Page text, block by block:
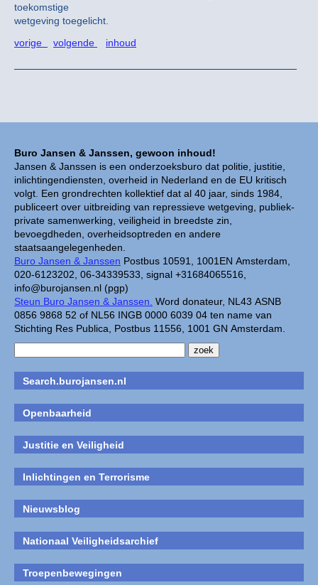
Buro Jansen & Janssen, gewoon inhoud!
Jansen & Janssen is een onderzoeksburo dat politie, justitie,
inlichtingendiensten, overheid in Nederland en de EU kritisch
volgt. Een grondrechten kollektief dat al 40 jaar, sinds 1984,
publiceert over uitbreiding van repressieve wetgeving, publiek-
private samenwerking, veiligheid in breedste zin,
bevoegdheden, overheidsoptreden en andere
staatsaangelegenheden.
Buro Jansen & Janssen Postbus 10591, 1001EN Amsterdam,
020-6123202, 06-34339533, signal +31684065516,
info@burojansen.nl (pgp)
Steun Buro Jansen & Janssen. Word donateur, NL43 ASNB
0856 9868 52 of NL56 INGB 0000 6039 04 ten name van
Stichting Res Publica, Postbus 11556, 1001 GN Amsterdam.
Search.burojansen.nl
Openbaarheid
Justitie en Veiligheid
Inlichtingen en Terrorisme
Nieuwsblog
Nationaal Veiligheidsarchief
Troepenbewegingen
toekomstige
wetgeving toegelicht.
vorige
volgende inhoud